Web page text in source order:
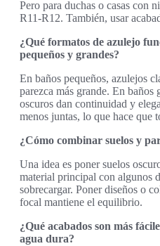
Pero para duchas o casas con
R11-R12. También, usar
¿Qué formatos de azulejo
pequeños y grandes?
En baños pequeños, azulejos
parezca más grande. En baños
oscuros dan continuidad y
menos juntas, lo que hace que
¿Cómo combinar suelos y
Una idea es poner suelos
material principal con algunos
sobrecargar. Poner diseños o
focal mantiene el equilibrio.
¿Qué acabados son más
agua dura?